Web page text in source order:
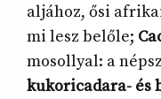
aljához, ősi
mi lesz belőle;
mosollyal: a
kukoricadara- és